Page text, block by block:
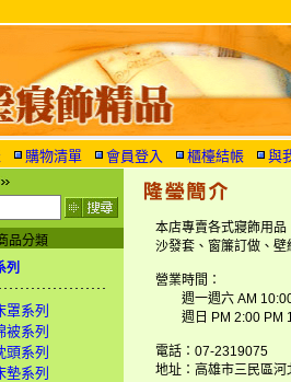
購物清單 會員登入 櫃檯結帳 與
品分類
列
罩系列
被系列
頭系列
墊系列
本店專賣各式寢飾用
沙發套、窗簾訂做、
營業時間：
週一週六 AM
週日 PM 2:00 PM
電話：07-2319075
地址：高雄市三民區河